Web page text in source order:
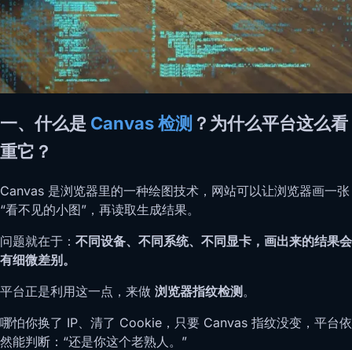
一、什么是 Canvas 检测 ？为什么平台这么看
重它？
Canvas 是浏览器里的一种绘图技术，网站可以让浏览器画一张
“看不见的小图”，再读取生成结果。
问题就在于： 不同设备、不同系统、不同显卡，画出来的结果会
有细微差别。
平台正是利用这一点，来做 浏览器指纹检测。
哪怕你换了 IP、清了 Cookie，只要 Canvas 指纹没变，平台依
然能判断：“还是你这个老熟人。”